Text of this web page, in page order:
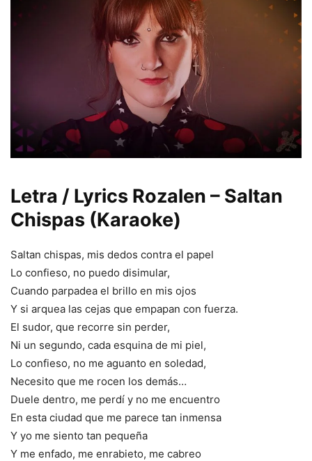
Letra / Lyrics Rozalen – Saltan
Chispas (Karaoke)
Saltan chispas, mis dedos contra el papel
Lo confieso, no puedo disimular,
Cuando parpadea el brillo en mis ojos
Y si arquea las cejas que empapan con fuerza.
El sudor, que recorre sin perder,
Ni un segundo, cada esquina de mi piel,
Lo confieso, no me aguanto en soledad,
Necesito que me rocen los demás…
Duele dentro, me perdí y no me encuentro
En esta ciudad que me parece tan inmensa
Y yo me siento tan pequeña
Y me enfado, me enrabieto, me cabreo